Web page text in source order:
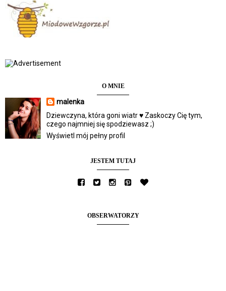
O MNIE
malenka
Dziewczyna, która goni wiatr ♥ Zaskoczy Cię tym,
czego najmniej się spodziewasz ;)
Wyświetl mój pełny profil
JESTEM TUTAJ
OBSERWATORZY